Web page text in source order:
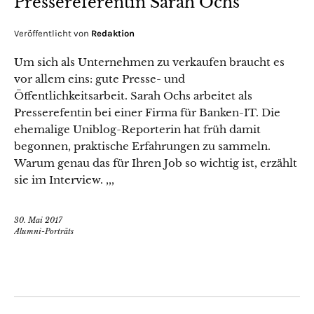
Veröffentlicht von Redaktion
Um sich als Unternehmen zu verkaufen braucht es
vor allem eins: gute Presse- und
Öffentlichkeitsarbeit. Sarah Ochs arbeitet als
Presserefentin bei einer Firma für Banken-IT. Die
ehemalige Uniblog-Reporterin hat früh damit
begonnen, praktische Erfahrungen zu sammeln.
Warum genau das für Ihren Job so wichtig ist, erzählt
sie im Interview. ,,,
30. Mai 2017
Alumni-Porträts